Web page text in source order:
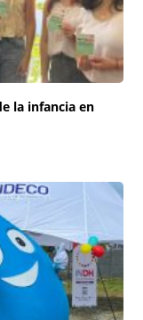
la infancia en